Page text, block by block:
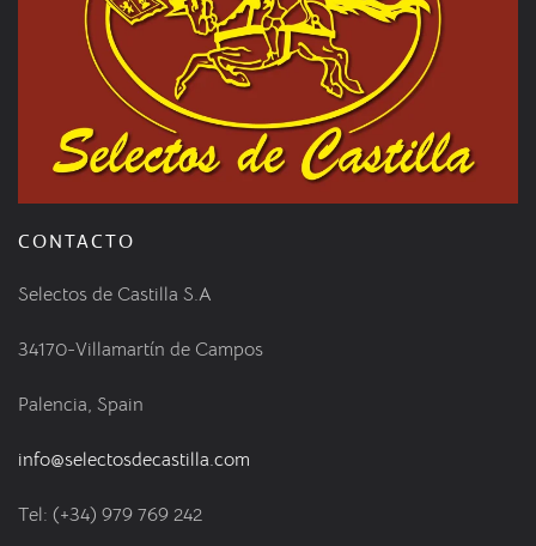
CONTACTO
Selectos de Castilla S.A
34170-Villamartín de Campos
Palencia, Spain
info@selectosdecastilla.com
Tel: (+34) 979 769 242